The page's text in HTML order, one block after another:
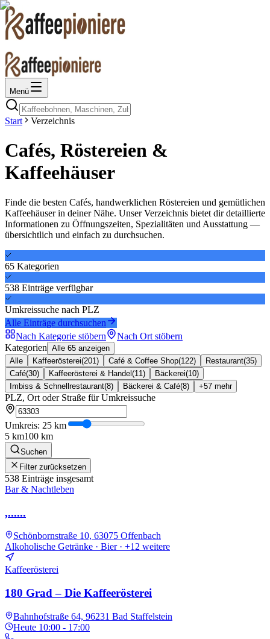
Menü
Start Verzeichnis
Cafés, Röstereien &
Kaffeehäuser
Finde die besten Cafés, handwerklichen Röstereien und gemütlichen
Kaffeehäuser in deiner Nähe. Unser Verzeichnis bietet dir detaillierte
Informationen zu Öffnungszeiten, Spezialitäten und Ausstattung —
übersichtlich und einfach zu durchsuchen.
65 Kategorien
538 Einträge verfügbar
Umkreissuche nach PLZ
Alle Einträge durchsuchen
Nach Kategorie stöbern
Nach Ort stöbern
Kategorien Alle 65 anzeigen
Alle
Kaffeerösterei(201 ) Café & Coffee Shop(122) Restaurant(35)
Café(30) Kaffeerösterei & Handel (11 ) Bäckerei(10)
Imbiss & Schnellrestaurant(8) Bäckerei & Café(8) +57 mehr
PLZ, Ort oder Straße für Umkreissuche
Umkreis: 25 km
5 km100 km
Suchen
Filter zurücksetzen
538 Einträge insgesamt
Bar & Nachtleben
,......
Schönbornstraße 10, 63075 Offenbach
Alkoholische Getränke · Bier· +12 weitere
Kaffeerösterei
180 Grad – Die Kaffeerösterei
Bahnhofstraße 64, 96231 Bad Staffelstein
Heute 10:00 - 17:00